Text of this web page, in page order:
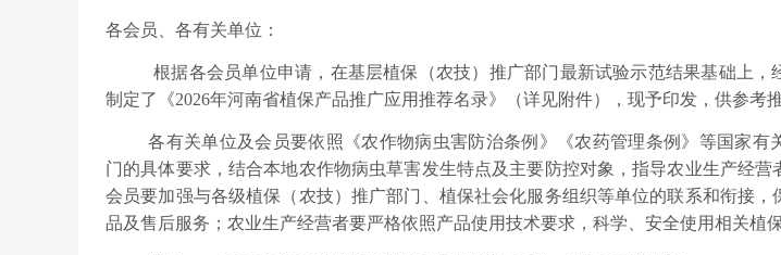
各会员、各有关单位：
根据各会员单位申请，在基层植保（农技）推广部门最新试验示范结果基础上，
制定了
《2026年河南省植保产品推广应用推荐名录》（详见附件），现予印发，供参考推
各有关单位及会员要依照《农作物病虫害防治条例》《农药管理条例》等国家有
门的具体要求，结合本地农作物病虫草害发生特点及主要防控对象，指导农业生产经营
会员要加强与各级植保（农技）推广部门、植保社会化服务组织等单位的联系和衔接，
品及售后服务；农业生产经营者要严格依照产品使用技术要求，科学、安全使用相关植保